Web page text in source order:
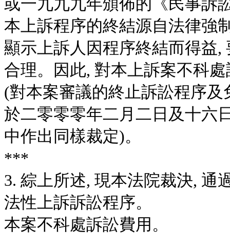
或一九九九年頒佈的《民事訴
本上訴程序的終結源自法律強
顯示上訴人因程序終結而得益
合理。因此, 對本上訴案不科
(對本案審議的終止訴訟程序
於二零零零年二月二日及十六
中作出同樣裁定)。
***
3. 綜上所述, 現本法院裁決, 通
法性上訴訴訟程序。
本案不科處訴訟費用。